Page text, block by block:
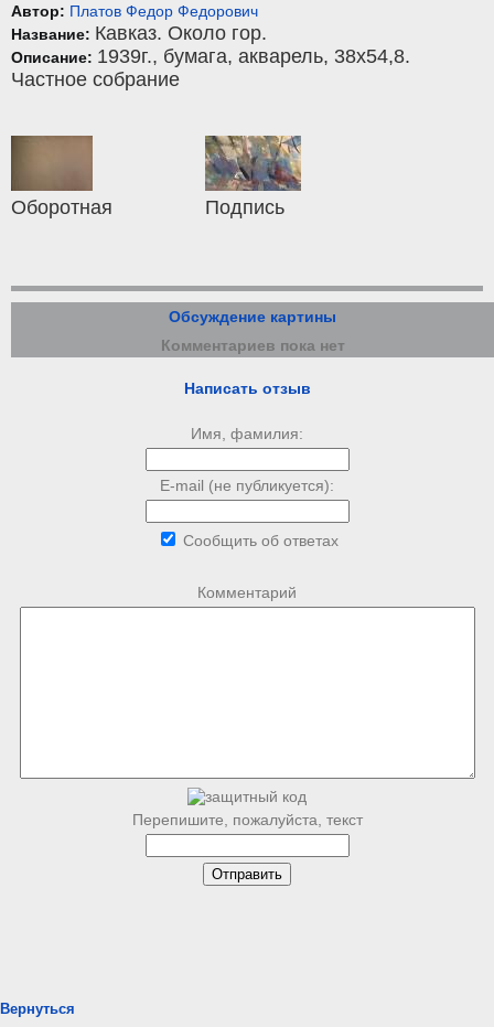
Автор: Платов Федор Федорович
Название: Кавказ. Около гор.
Описание: 1939г., бумага, акварель, 38x54,8.
Частное собрание
Оборотная Подпись
Обсуждение картины
Комментариев пока нет
Написать отзыв
Имя, фамилия:
E-mail (не публикуется):
Сообщить об ответах
Комментарий
Перепишите, пожалуйста, текст
Вернуться